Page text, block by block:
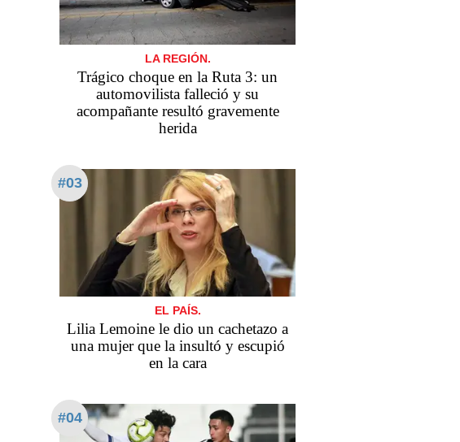
LA REGIÓN.
Trágico choque en la Ruta 3: un
automovilista falleció y su
acompañante resultó gravemente
herida
#03
EL PAÍS.
Lilia Lemoine le dio un cachetazo a
una mujer que la insultó y escupió
en la cara
#04